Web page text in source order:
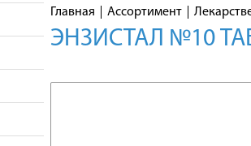
Главная Ассортимент
ЭНЗИСТАЛ №10